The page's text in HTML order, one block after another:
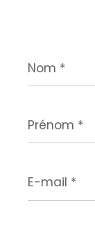
*
*
mail
*